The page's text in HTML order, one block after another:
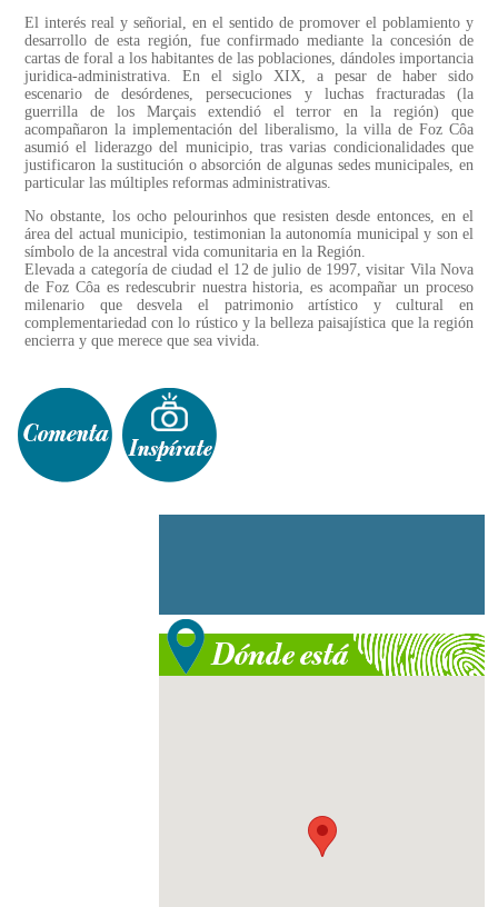
El interés real y señorial, en el sentido de promover el poblamiento y
desarrollo de esta región, fue confirmado mediante la concesión de
cartas de foral a los habitantes de las poblaciones, dándoles importancia
juridica-administrativa. En el siglo XIX, a pesar de haber sido
escenario de desórdenes, persecuciones y luchas fracturadas (la
guerrilla de los Marçais extendió el terror en la región) que
acompañaron la implementación del liberalismo, la villa de Foz Côa
asumió el liderazgo del municipio, tras varias condicionalidades que
justificaron la sustitución o absorción de algunas sedes municipales, en
particular las múltiples reformas administrativas.
No obstante, los ocho pelourinhos que resisten desde entonces, en el
área del actual municipio, testimonian la autonomía municipal y son el
símbolo de la ancestral vida comunitaria en la Región.
Elevada a categoría de ciudad el 12 de julio de 1997, visitar Vila Nova
de Foz Côa es redescubrir nuestra historia, es acompañar un proceso
milenario que desvela el patrimonio artístico y cultural en
complementariedad con lo rústico y la belleza paisajística que la región
encierra y que merece que sea vivida.